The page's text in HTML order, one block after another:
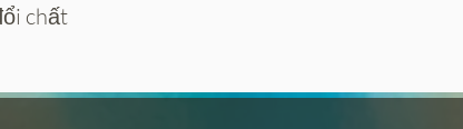
chất